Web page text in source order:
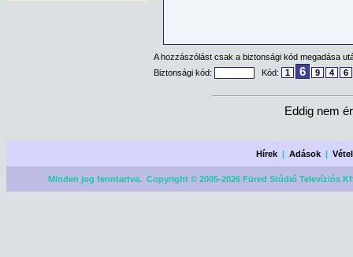
A hozzászólást csak a biztonsági kód megadása
Biztonsági kód:
Kód: 1 6 9 4 6
Eddig nem
Hírek |Adások |
Minden jog fenntartva. Copyright © 2005-2026 Füred Stúdió Televíziós